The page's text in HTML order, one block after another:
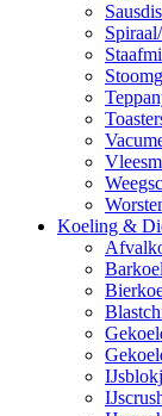
Koeling &